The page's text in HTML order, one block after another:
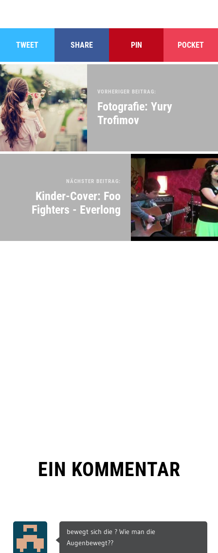
TWEET SHARE PIN POCKET
VORHERIGER BEITRAG:
Fotografie: Yury
Trofimov
NÄCHSTER BEITRAG:
Kinder-Cover: Foo
Fighters - Everlong
EIN KOMMENTAR
bewegt sich die ? Wie man die
Augenbewegt??